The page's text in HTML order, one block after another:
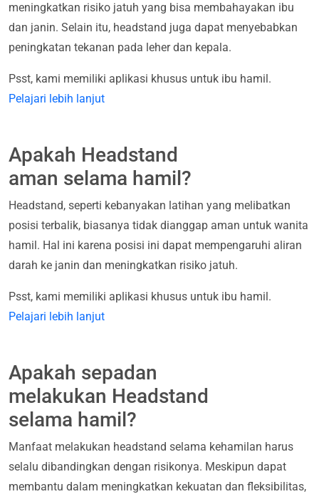
meningkatkan risiko jatuh yang bisa membahayakan ibu
dan janin. Selain itu, headstand juga dapat menyebabkan
peningkatan tekanan pada leher dan kepala.
Psst, kami memiliki aplikasi khusus untuk ibu hamil.
Pelajari lebih lanjut
Apakah Headstand
aman selama hamil?
Headstand, seperti kebanyakan latihan yang melibatkan
posisi terbalik, biasanya tidak dianggap aman untuk wanita
hamil. Hal ini karena posisi ini dapat mempengaruhi aliran
darah ke janin dan meningkatkan risiko jatuh.
Psst, kami memiliki aplikasi khusus untuk ibu hamil.
Pelajari lebih lanjut
Apakah sepadan
melakukan Headstand
selama hamil?
Manfaat melakukan headstand selama kehamilan harus
selalu dibandingkan dengan risikonya. Meskipun dapat
membantu dalam meningkatkan kekuatan dan fleksibilitas,